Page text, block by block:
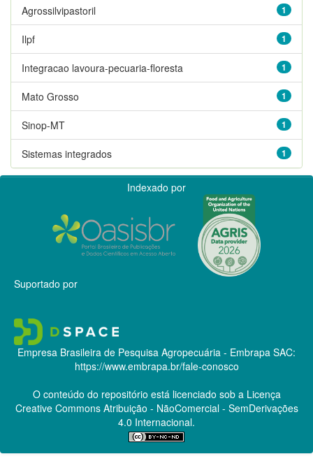
1
Agrossilvipastoril
1
Ilpf
1
Integracao lavoura-pecuaria-floresta
1
Mato Grosso
1
Sinop-MT
1
Sistemas integrados
Indexado por
Suportado por
Empresa Brasileira de Pesquisa Agropecuária - Embrapa SAC:
https://www.embrapa.br/fale-conosco
O conteúdo do repositório está licenciado sob a Licença
Creative CommonsAtribuição - NãoComercial - SemDerivações
4.0 Internacional.